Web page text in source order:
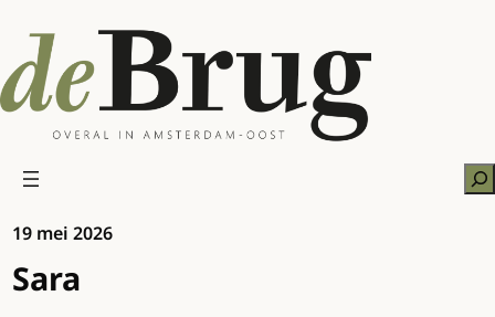
naar
de
inhoud
19 mei 2026
Sara